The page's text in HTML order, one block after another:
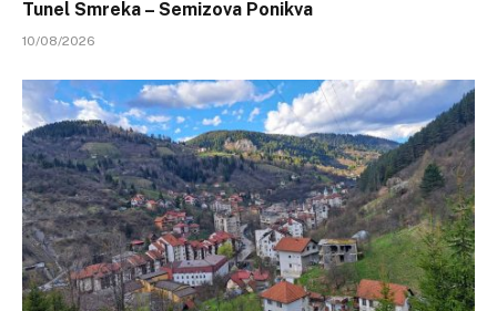
Tunel Smreka – Semizova Ponikva
10/08/2026